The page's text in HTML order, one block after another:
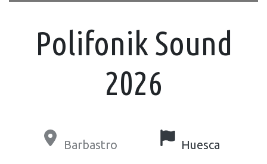
Polifonik Sound
2026
Barbastro Huesca